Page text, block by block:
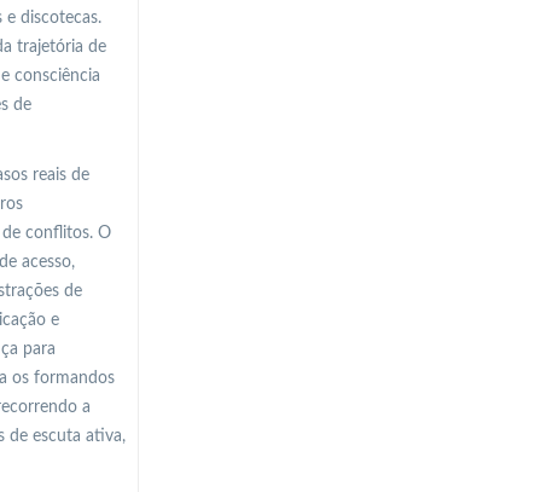
e discotecas.
trajetória de
consciência
de
reais de
conflitos. O
acesso,
de
e
para
os formandos
a
de escuta ativa,